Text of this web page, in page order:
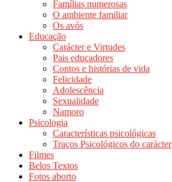
Famílias numerosas
O ambiente familiar
Os avós
Educação
Carácter e Virtudes
Pais educadores
Contos e histórias de vida
Felicidade
Adolescência
Sexualidade
Namoro
Psicologia
Características psicológicas
Traços Psicológicos do carácter
Filmes
Belos Textos
Fotos aborto